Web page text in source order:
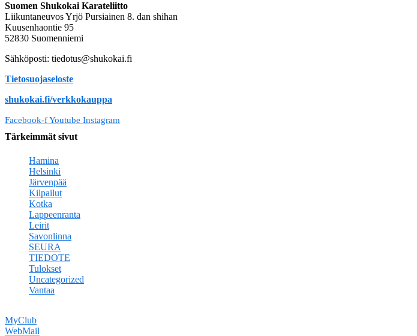
Suomen Shukokai Karateliitto
Liikuntaneuvos Yrjö Pursiainen 8. dan shihan
Kuusenhaontie 95
52830 Suomenniemi
Sähköposti: tiedotus@shukokai.fi
Tietosuojaseloste
shukokai.fi/verkkokauppa
Facebook-fYoutube Instagram
Tärkeimmät sivut
Hamina
Helsinki
Järvenpää
Kilpailut
Kotka
Lappeenranta
Leirit
Savonlinna
SEURA
TIEDOTE
Tulokset
Uncategorized
Vantaa
MyClub
WebMail